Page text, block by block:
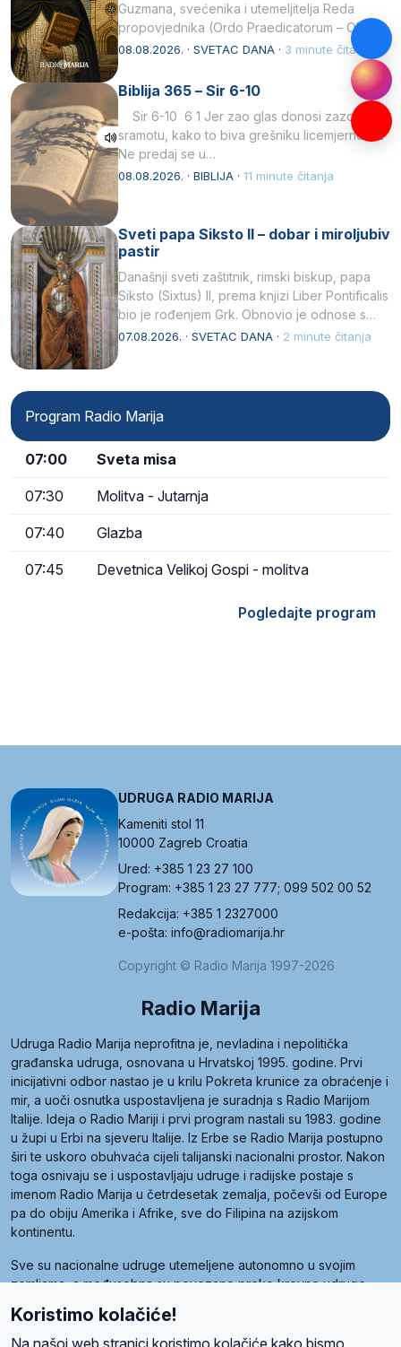
Guzmana, svećenika i utemeljitelja Reda
propovjednika (Ordo Praedicatorum – OP).
Svojim životom, dubokom ljubavlju prema
08.08.2026. · SVETAC DANA · 3 minute čitanja
Biblija 365 – Sir 6-10
Sir 6-10 6 1 Jer zao glas donosi zazor i
sramotu, kako to biva grešniku licemjernom.2
Ne predaj se u…
08.08.2026. · BIBLIJA · 11 minute čitanja
Sveti papa Siksto II – dobar i miroljubiv
pastir
Današnji sveti zaštitnik, rimski biskup, papa
Siksto (Sixtus) II, prema knjizi Liber Pontificalis
bio je rođenjem Grk. Obnovio je odnose s
afričkim…
07.08.2026. · SVETAC DANA · 2 minute čitanja
Program Radio Marija
07:00 Sveta misa
07:30 Molitva - Jutarnja
07:40 Glazba
07:45 Devetnica Velikoj Gospi - molitva
Pogledajte program
UDRUGA RADIO MARIJA
Kameniti stol 11
10000 Zagreb Croatia
Ured: +385 1 23 27 100
Program: +385 1 23 27 777; 099 502 00 52
Redakcija: +385 1 2327000
e-pošta: info@radiomarija.hr
Copyright © Radio Marija 1997-2026
Radio Marija
Udruga Radio Marija neprofitna je, nevladina i nepolitička
građanska udruga, osnovana u Hrvatskoj 1995. godine. Prvi
inicijativni odbor nastao je u krilu Pokreta krunice za obraćenje i
mir, a uoči osnutka uspostavljena je suradnja s Radio Marijom
Italije. Ideja o Radio Mariji i prvi program nastali su 1983. godine
u župi u Erbi na sjeveru Italije. Iz Erbe se Radio Marija postupno
širi te uskoro obuhvaća cijeli talijanski nacionalni prostor. Nakon
toga osnivaju se i uspostavljaju udruge i radijske postaje s
imenom Radio Marija u četrdesetak zemalja, počevši od Europe
pa do obiju Amerika i Afrike, sve do Filipina na azijskom
kontinentu.
Sve su nacionalne udruge utemeljene autonomno u svojim
zemljama, a međusobna su povezane preko krovne udruge
Radio Maria). Svjetsku obitelj utemeljilo je sedam članica, među
kojima je i hrvatska Udruga Radio Marija.
Koristimo kolačiće!
Na našoj web stranici koristimo kolačiće kako bismo